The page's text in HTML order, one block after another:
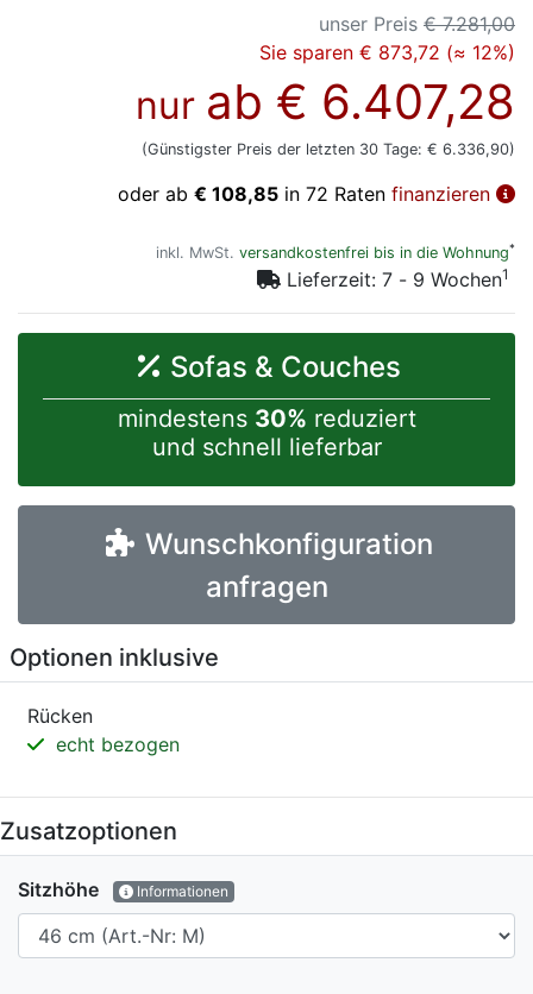
unser Preis € 7.281,00
Sie sparen € 873,72 (≈ 12%)
nur ab € 6.407,28
(Günstigster Preis der letzten 30 Tage: € 6.336,90)
oder ab € 108,85 in 72 Raten finanzieren
inkl. MwSt. versandkostenfrei bis in die Wohnung*
Lieferzeit: 7 - 9 Wochen1
Sofas & Couches
mindestens 30% reduziert
und schnell lieferbar
Wunschkonfiguration
anfragen
Optionen inklusive
Rücken
echt bezogen
Zusatzoptionen
Sitzhöhe Informationen